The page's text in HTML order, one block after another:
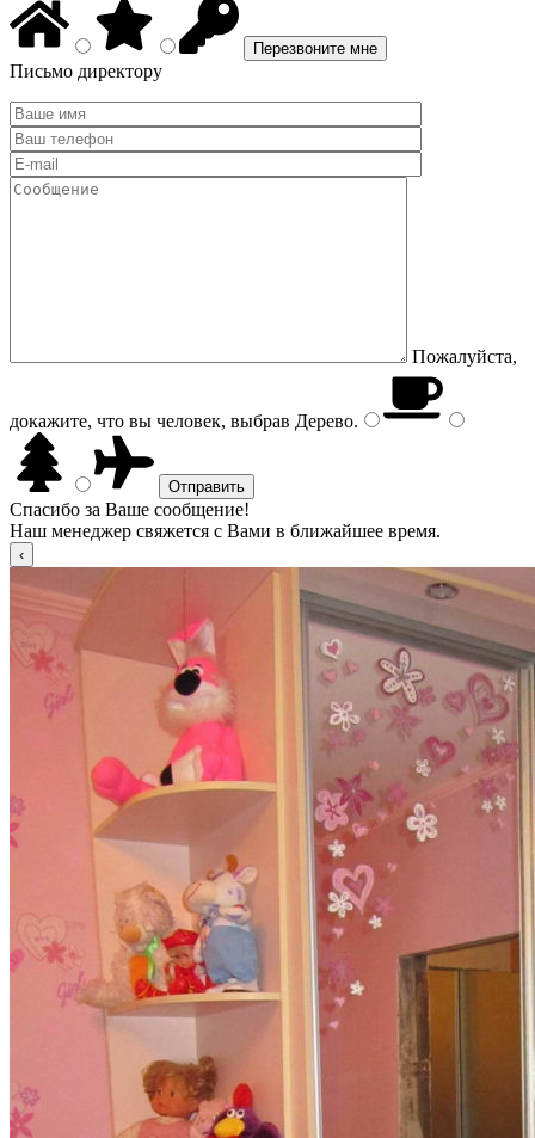
Письмо директору
Пожалуйста,
докажите, что вы человек, выбрав Дерево.
Спасибо за Ваше сообщение!
Наш менеджер свяжется с Вами в ближайшее время.